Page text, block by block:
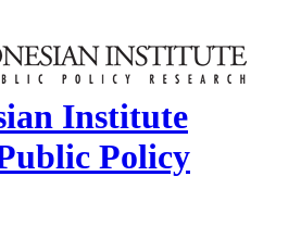
Institute
Policy